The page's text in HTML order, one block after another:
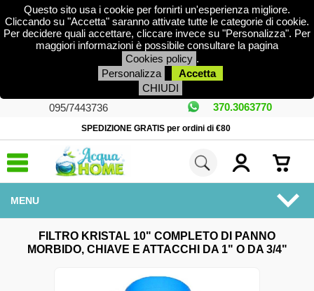
Questo sito usa i cookie per fornirti un'esperienza migliore.
Cliccando su "Accetta" saranno attivate tutte le categorie di cookie.
Per decidere quali accettare, cliccare invece su "Personalizza". Per
maggiori informazioni è possibile consultare la pagina
Cookies policy .
Personalizza
Accetta
CHIUDI
095/7443736
370.3063770
SPEDIZIONE GRATIS per ordini di €80
MENU
DEPURATORI
FILTRO KRISTAL 10" COMPLETO DI PANNO
MORBIDO, CHIAVE E ATTACCHI DA 1" O DA 3/4"